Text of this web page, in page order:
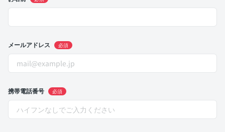
メールアドレス 必須
携帯電話番号 必須